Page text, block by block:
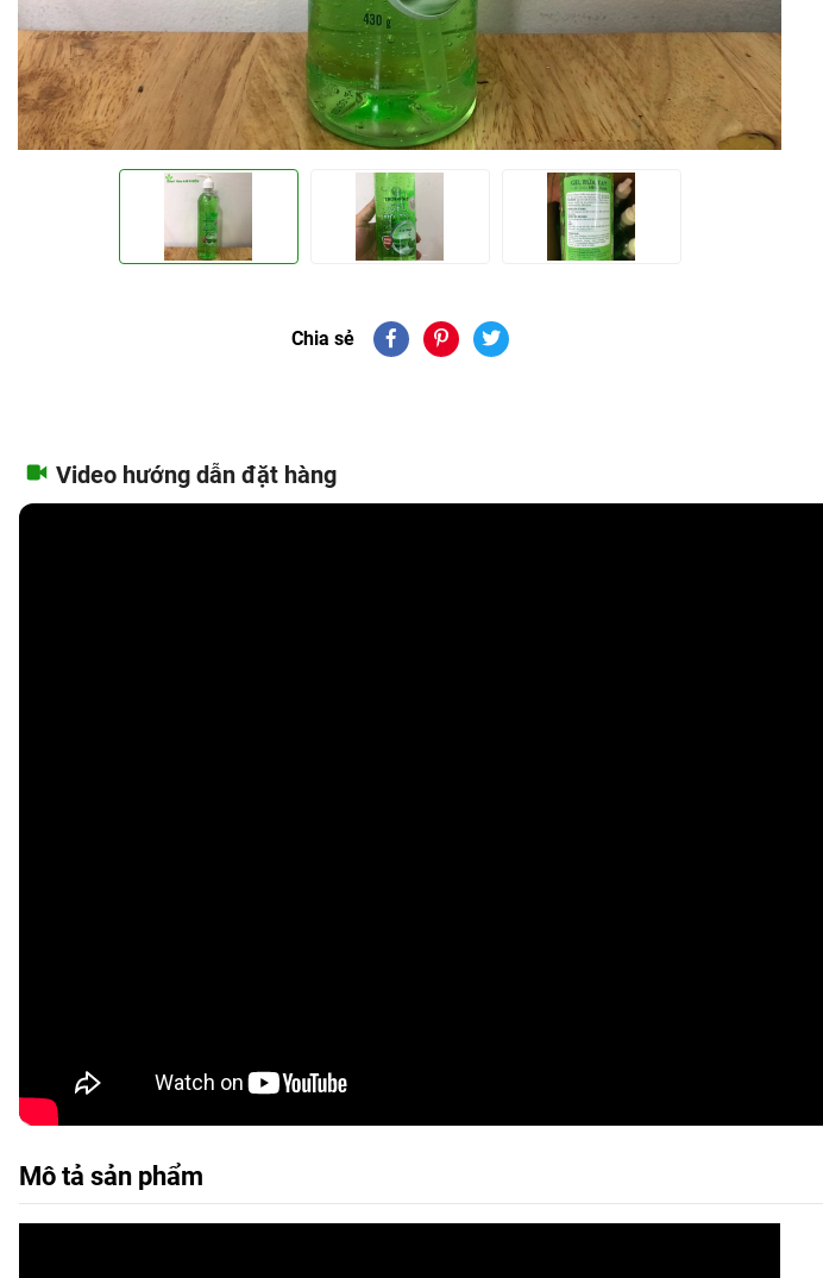
Chia sẻ
Video hướng dẫn đặt hàng
Mô tả sản phẩm